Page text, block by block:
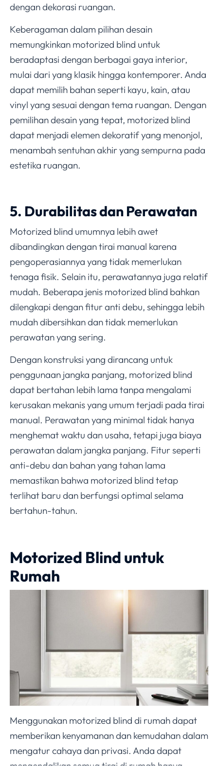
dengan dekorasi ruangan.
Keberagaman dalam pilihan desain
memungkinkan motorized blind untuk
beradaptasi dengan berbagai gaya interior,
mulai dari yang klasik hingga kontemporer. Anda
dapat memilih bahan seperti kayu, kain, atau
vinyl yang sesuai dengan tema ruangan. Dengan
pemilihan desain yang tepat, motorized blind
dapat menjadi elemen dekoratif yang menonjol,
menambah sentuhan akhir yang sempurna pada
estetika ruangan.
5. Durabilitas dan Perawatan
Motorized blind umumnya lebih awet
dibandingkan dengan tirai manual karena
pengoperasiannya yang tidak memerlukan
tenaga fisik. Selain itu, perawatannya juga relatif
mudah. Beberapa jenis motorized blind bahkan
dilengkapi dengan fitur anti debu, sehingga lebih
mudah dibersihkan dan tidak memerlukan
perawatan yang sering.
Dengan konstruksi yang dirancang untuk
penggunaan jangka panjang, motorized blind
dapat bertahan lebih lama tanpa mengalami
kerusakan mekanis yang umum terjadi pada tirai
manual. Perawatan yang minimal tidak hanya
menghemat waktu dan usaha, tetapi juga biaya
perawatan dalam jangka panjang. Fitur seperti
anti-debu dan bahan yang tahan lama
memastikan bahwa motorized blind tetap
terlihat baru dan berfungsi optimal selama
bertahun-tahun.
Motorized Blind untuk
Rumah
Menggunakan motorized blind di rumah dapat
memberikan kenyamanan dan kemudahan dalam
mengatur cahaya dan privasi. Anda dapat
mengendalikan semua tirai di rumah hanya